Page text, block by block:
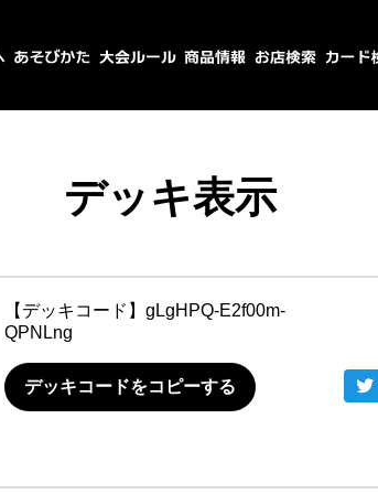
デッキ表示
【デッキコード】 gLgHPQ-E2f00m-
QPNLng
デッキコードをコピーする